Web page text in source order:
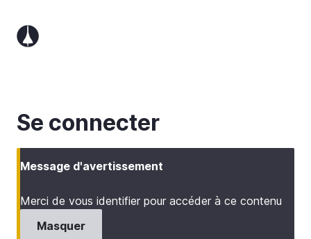
contenu
Se connecter
Message d'avertissement
Merci de vous identifier pour accéder à ce contenu
Masquer